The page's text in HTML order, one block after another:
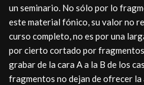
un seminario. No sólo por lo
este material fónico, su valor no
curso completo, no es por una
por cierto cortado por
grabar de la cara A a la B de los
fragmentos no dejan de ofrecer la